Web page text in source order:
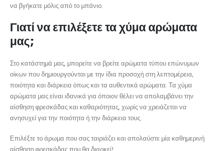
να βγήκατε μόλις από το μπάνιο.
Γιατί να επιλέξετε τα χύμα αρώματα
μας;
Στο κατάστημά μας, μπορείτε να βρείτε αρώματα τύπου επώνυμων
οίκων που δημιουργούνται με την ίδια προσοχή στη λεπτομέρεια,
ποιότητα και διάρκεια όπως και τα αυθεντικά αρώματα. Τα χύμα
αρώματα μας είναι ιδανικά για όποιον θέλει να απολαμβάνει την
αίσθηση φρεσκάδας και καθαριότητας, χωρίς να χρειάζεται να
ανησυχεί για την ποιότητα ή την διάρκεια τους.
Επιλέξτε το άρωμα που σας ταιριάζει και απολαύστε μία καθημερινή